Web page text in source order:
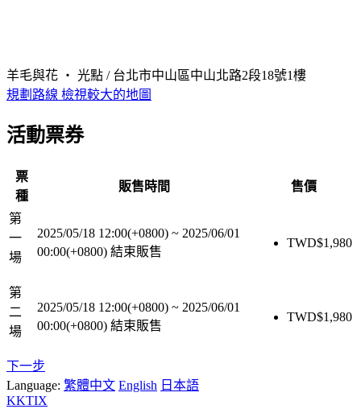
羊毛與花 ‧ 光點 / 台北市中山區中山北路2段18號1樓
規劃路線 檢視較大的地圖
活動票券
票
種
販售時間 售價
第
一
場
2025/05/18 12:00(+0800) ~ 2025/06/01
00:00(+0800) 結束販售
TWD$1,980
第
二
場
2025/05/18 12:00(+0800) ~ 2025/06/01
00:00(+0800) 結束販售
TWD$1,980
下一步
Language: 繁體中文 English 日本語
KKTIX